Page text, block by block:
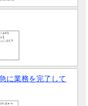
に業務を完了して